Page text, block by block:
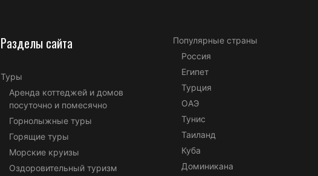
Разделы сайта
Туры
Аренда коттеджей и домов
посуточно и помесячно
Горнолыжные туры
Горящие туры
Морские круизы
Оздоровительный туризм
Популярные страны
Россия
Египет
Турция
ОАЭ
Тунис
Таиланд
Куба
Доминикана